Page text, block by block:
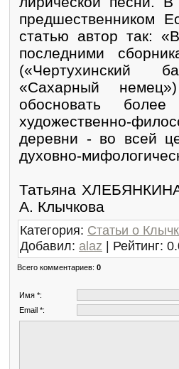
предшественником
статью автор так:
последними
(«Чертухинский
«Сахарный
обосновать
художественно-
деревни - во всей
духовно-
Татьяна
А. Клычкова
Категория: Статьи о
Добавил: alaz | Рейтинг:
Всего комментариев: 0
Имя *:
Email *: